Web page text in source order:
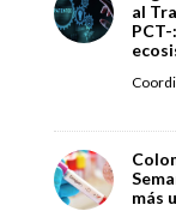
al
más